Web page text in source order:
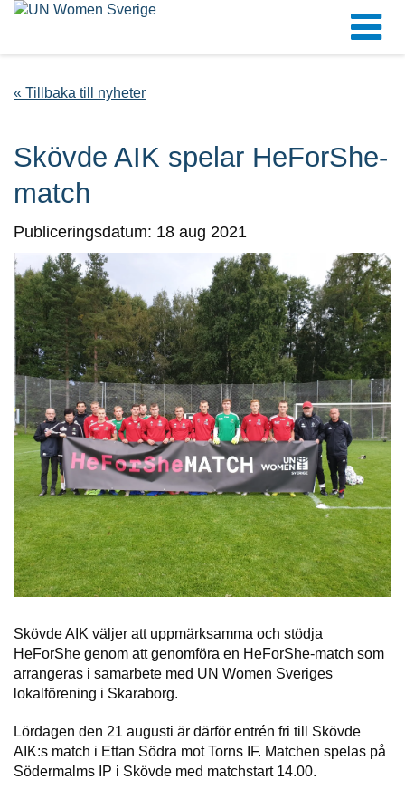
« Tillbaka till nyheter
Skövde AIK spelar HeForShe-
match
Publiceringsdatum: 18 aug 2021
Skövde AIK väljer att uppmärksamma och stödja
HeForShe genom att genomföra en HeForShe-match som
arrangeras i samarbete med UN Women Sveriges
lokalförening i Skaraborg.
Lördagen den 21 augusti är därför entrén fri till Skövde
AIK:s match i Ettan Södra mot Torns IF. Matchen spelas på
Södermalms IP i Skövde med matchstart 14.00.